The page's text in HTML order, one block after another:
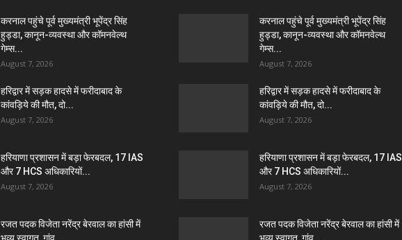
करनाल पहुंचे पूर्व मुख्यमंत्री भूपेंद्र सिंह
हुड्डा, कानून-व्यवस्था और कॉमनवेल्थ
गेम्स...
August 7, 2026
हरिद्वार में सड़क हादसे में फरीदाबाद के
कांवड़िये की मौत, दो...
August 7, 2026
हरियाणा प्रशासन में बड़ा फेरबदल, 17 IAS
और 7 HCS अधिकारियों...
August 7, 2026
रजत पदक विजेता नरेंद्र बेरवाल का हांसी में
करनाल पहुंचे पूर्व मुख्यमंत्री भूपेंद्र सिंह
हुड्डा, कानून-व्यवस्था और कॉमनवेल्थ
गेम्स...
August 7, 2026
हरिद्वार में सड़क हादसे में फरीदाबाद के
कांवड़िये की मौत, दो...
August 7, 2026
हरियाणा प्रशासन में बड़ा फेरबदल, 17 IAS
और 7 HCS अधिकारियों...
August 7, 2026
रजत पदक विजेता नरेंद्र बेरवाल का हांसी में